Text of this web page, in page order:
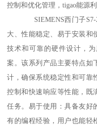
控制和优化管理，tigao能源
SIEMENS西门子S7-
大、性能稳定、易于安装和
技术和可靠的硬件设计，
案。该系列产品主要特点如
计，确保系统稳定性和可靠
控制和快速响应等性能，既
任务。易于使用：具备友好
有的编程经验，用户也能轻